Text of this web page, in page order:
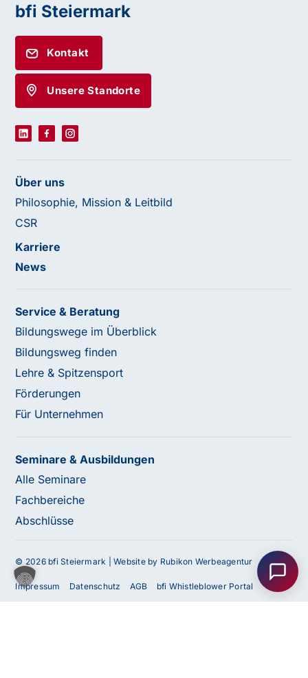
Haben Sie Fragen oder benötigen Sie
Unser Team ist gerne für Sie da! Nehmen Sie jetzt
Kontakt mit uns auf – wir freuen uns auf Ihre Anfrage.
bfi Steiermark
Kontakt
Unsere Standorte
Über uns
Philosophie, Mission & Leitbild
CSR
Karriere
News
Service & Beratung
Bildungswege im Überblick
Bildungsweg finden
Lehre & Spitzensport
Förderungen
Für Unternehmen
Seminare & Ausbildungen
Alle Seminare
Fachbereiche
Abschlüsse
© 2026 bfi Steiermark |Website by Rubikon Werbeagentur
Impressum Datenschutz AGB bfi Whistleblower Portal